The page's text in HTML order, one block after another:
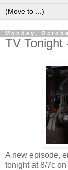
Monday,
TV Tonight
A new episode,
tonight at 8/7c